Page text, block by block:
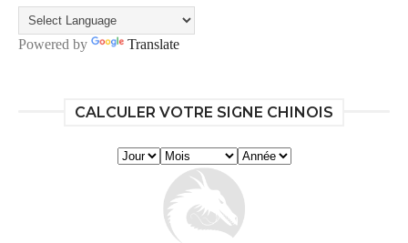
Powered by Translate
CALCULER VOTRE SIGNE CHINOIS